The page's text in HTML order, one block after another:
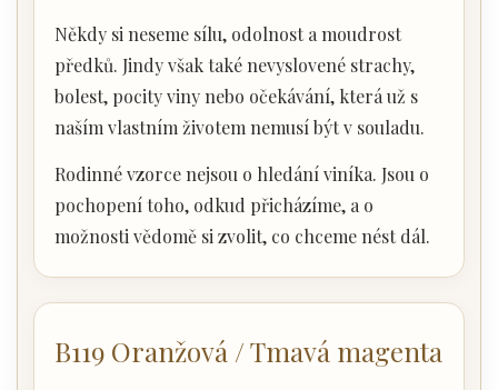
Někdy si neseme sílu, odolnost a moudrost
předků. Jindy však také nevyslovené strachy,
bolest, pocity viny nebo očekávání, která už s
naším vlastním životem nemusí být v souladu.
Rodinné vzorce nejsou o hledání viníka. Jsou o
pochopení toho, odkud přicházíme, a o
možnosti vědomě si zvolit, co chceme nést dál.
B119 Oranžová / Tmavá magenta